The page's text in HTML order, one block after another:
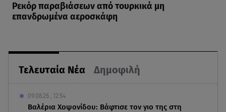
Τελευταία Νέα Δημοφιλή
09.08.26 , 12:54
Βαλέρια Χοψονίδου: Βάφτισε τον γιο της στη
Ρεκόρ παραβιάσεων από τουρκικά μη
επανδρωμένα αεροσκάφη